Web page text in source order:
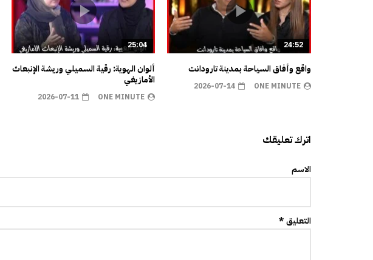
24:52
واقع وأفاق السياحة بمدينة تارودانت
ONE MINUTE
2026-07-14
25:04
ألوان الهوية: رقية السميلي وريشة الإنبعاث
الأمازيغي
ONE MINUTE
2026-07-11
اترك تعليقك
الاسم
التعليق *